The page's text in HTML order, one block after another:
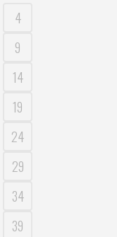
4
9
14
19
24
29
34
39